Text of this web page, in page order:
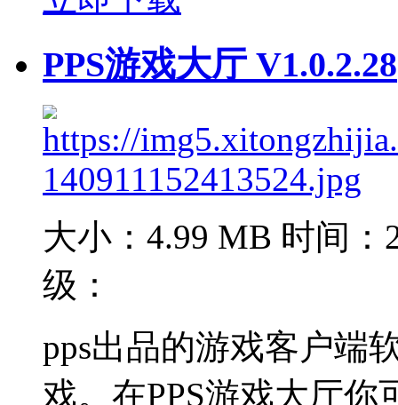
PPS游戏大厅 V1.0.2.28
大小：4.99 MB 时间：
级：
pps出品的游戏客户端
戏。在PPS游戏大厅